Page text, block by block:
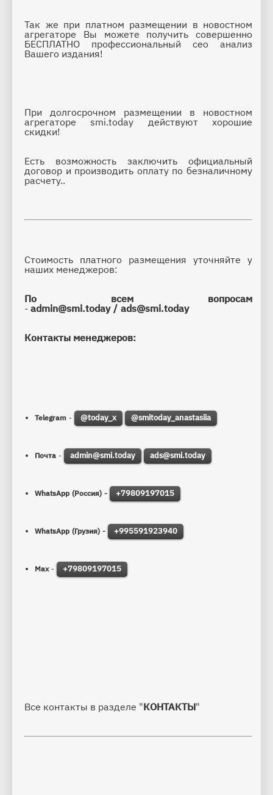
Так же при платном размещении в новостном
агрегаторе Вы можете получить совершенно
БЕСПЛАТНО профессиональный сео анализ
Вашего издания!
При долгосрочном размещении в новостном
агрегаторе smi.today действуют хорошие
скидки!
Есть возможность заключить официальный
договор и производить оплату по безналичному
расчету..
Стоимость платного размещения уточняйте у
наших менеджеров:
По всем вопросам
- admin@smi.today / ads@smi.today
Контакты менеджеров:
Telegram - @today_x @smitoday_anastasiia
Почта - admin@smi.today ads@smi.today
WhatsApp (Россия) - +79809197015
WhatsApp (Грузия) - +995591923940
Max - +79809197015
Все контакты в разделе "КОНТАКТЫ"